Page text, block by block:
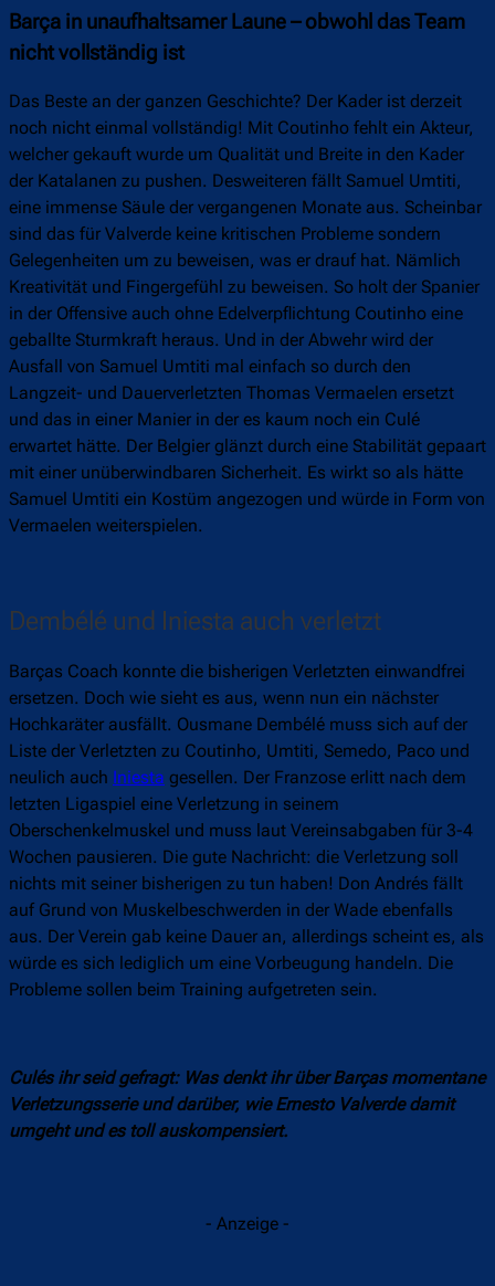
Barça in unaufhaltsamer Laune – obwohl das Team
nicht vollständig ist
Das Beste an der ganzen Geschichte? Der Kader ist derzeit
noch nicht einmal vollständig! Mit Coutinho fehlt ein Akteur,
welcher gekauft wurde um Qualität und Breite in den Kader
der Katalanen zu pushen. Desweiteren fällt Samuel Umtiti,
eine immense Säule der vergangenen Monate aus. Scheinbar
sind das für Valverde keine kritischen Probleme sondern
Gelegenheiten um zu beweisen, was er drauf hat. Nämlich
Kreativität und Fingergefühl zu beweisen. So holt der Spanier
in der Offensive auch ohne Edelverpflichtung Coutinho eine
geballte Sturmkraft heraus. Und in der Abwehr wird der
Ausfall von Samuel Umtiti mal einfach so durch den
Langzeit- und Dauerverletzten Thomas Vermaelen ersetzt
und das in einer Manier in der es kaum noch ein Culé
erwartet hätte. Der Belgier glänzt durch eine Stabilität gepaart
mit einer unüberwindbaren Sicherheit. Es wirkt so als hätte
Samuel Umtiti ein Kostüm angezogen und würde in Form von
Vermaelen weiterspielen.
Dembélé und Iniesta auch verletzt
Barças Coach konnte die bisherigen Verletzten einwandfrei
ersetzen. Doch wie sieht es aus, wenn nun ein nächster
Hochkaräter ausfällt. Ousmane Dembélé muss sich auf der
Liste der Verletzten zu Coutinho, Umtiti, Semedo, Paco und
neulich auch Iniesta gesellen. Der Franzose erlitt nach dem
letzten Ligaspiel eine Verletzung in seinem
Oberschenkelmuskel und muss laut Vereinsabgaben für 3-4
Wochen pausieren. Die gute Nachricht: die Verletzung soll
nichts mit seiner bisherigen zu tun haben! Don Andrés fällt
auf Grund von Muskelbeschwerden in der Wade ebenfalls
aus. Der Verein gab keine Dauer an, allerdings scheint es, als
würde es sich lediglich um eine Vorbeugung handeln. Die
Probleme sollen beim Training aufgetreten sein.
Culés ihr seid gefragt: Was denkt ihr über Barças momentane
Verletzungsserie und darüber, wie Ernesto Valverde damit
umgeht und es toll auskompensiert.
- Anzeige -